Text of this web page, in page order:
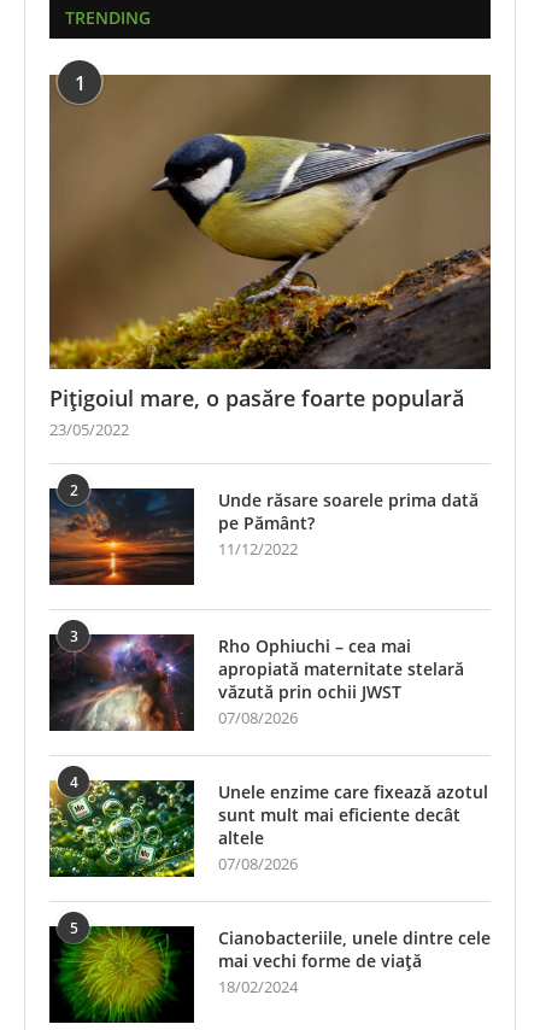
TRENDING
1
Pițigoiul mare, o pasăre foarte populară
23/05/2022
2
Unde răsare soarele prima dată
pe Pământ?
11/12/2022
3
Rho Ophiuchi – cea mai
apropiată maternitate stelară
văzută prin ochii JWST
07/08/2026
4
Unele enzime care fixează azotul
sunt mult mai eficiente decât
altele
07/08/2026
5
Cianobacteriile, unele dintre cele
mai vechi forme de viață
18/02/2024